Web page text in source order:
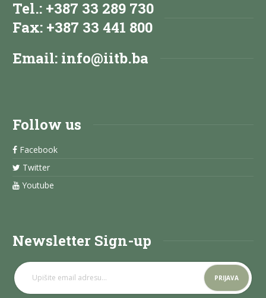
Tel.: +387 33 289 730
Fax: +387 33 441 800
Email: info@iitb.ba
Follow us
Facebook
Twitter
Youtube
Newsletter Sign-up